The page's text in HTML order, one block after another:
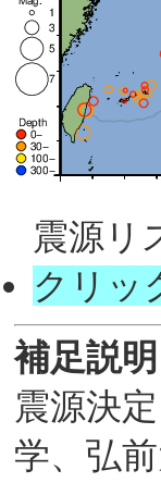
震源リ
クリッ
補足説明
震源決
学、弘